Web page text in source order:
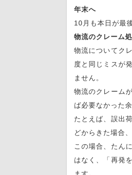
年末へ
10月も本日が最
物流のクレーム
物流についてク
度と同じミスが
ません。
物流のクレーム
ば必要なかった
たとえば、誤出
どからきた場合
この場合、たん
はなく、「再発
ます。